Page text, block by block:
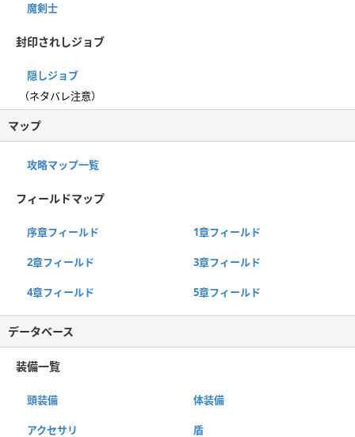
魔剣士
封印されしジョブ
隠しジョブ
（ネタバレ注意）
マップ
攻略マップ一覧
フィールドマップ
序章フィールド 1章フィールド
2章フィールド 3章フィールド
4章フィールド 5章フィールド
データベース
装備一覧
頭装備 体装備
アクセサリ 盾